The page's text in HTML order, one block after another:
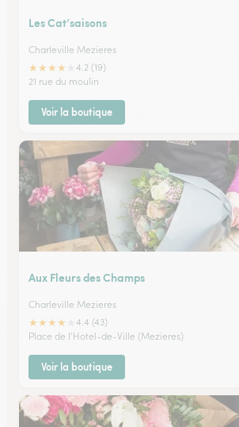
Les Cat’saisons
Charleville Mezieres
★★★★
4.2 (19)
21 rue du moulin
Voir la boutique
Aux Fleurs des Champs
Charleville Mezieres
★★★★
4.4 (43)
Place de l'Hotel-de-Ville (Mezieres)
Voir la boutique